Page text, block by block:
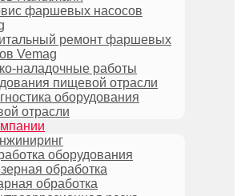
фаршевых насосов
ремонт фаршевых
Vemag
наладочные работы
пищевой отрасли
оборудования
отрасли
оборудования
обработка
обработка